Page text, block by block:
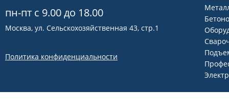
пн-пт с 9.00 до 18.00
Москва, ул. Сельскохозяйственная 43, стр.1
Политика конфиденциальности